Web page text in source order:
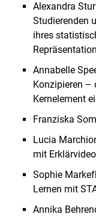
Alexandra
Studierenden
ihres
Annabelle
Konzipieren –
Kernelement
Franziska
Lucia
mit
Sophie
Lernen mit
Annika